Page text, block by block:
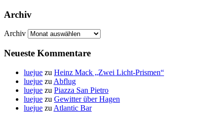
Archiv
Archiv
Neueste Kommentare
luejue zu Heinz Mack „Zwei Licht-Prismen“
luejue zu Abflug
luejue zu Piazza San Pietro
luejue zu Gewitter über Hagen
luejue zu Atlantic Bar